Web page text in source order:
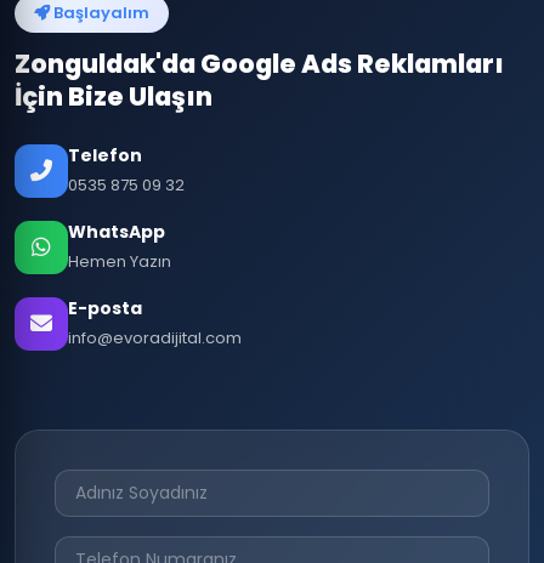
Başlayalım
Zonguldak'da Google Ads Reklamları
İçin Bize Ulaşın
Telefon
0535 875 09 32
WhatsApp
Hemen Yazın
E-posta
info@evoradijital.com